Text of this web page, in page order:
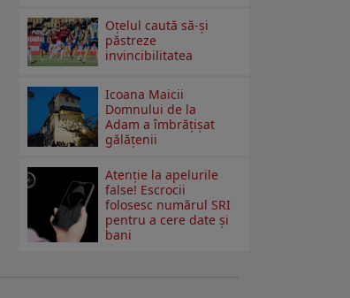
Oțelul caută să-și
păstreze
invincibilitatea
Icoana Maicii
Domnului de la
Adam a îmbrățișat
gălățenii
Atenție la apelurile
false! Escrocii
folosesc numărul SRI
pentru a cere date și
bani